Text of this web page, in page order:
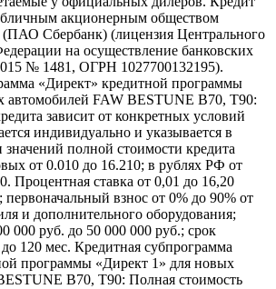
акционерным обществом
(ПАО Сбербанк) (лицензия Центрального
на осуществление банковских
№ 1481, ОГРН 1027700132195).
«Директ» кредитной программы
автомобилей FAW BESTUNE B70, T90:
зависит от конкретных условий
индивидуально и указывается в
полной стоимости кредита
от 0.010 до 16.210; в рублях РФ от
Процентная ставка от 0,01 до 16,20
взнос от 0% до 90% от
и дополнительного оборудования;
000 руб. до 50 000 000 руб.; срок
120 мес. Кредитная субпрограмма
программы «Директ 1» для новых
B70, T90: Полная стоимость